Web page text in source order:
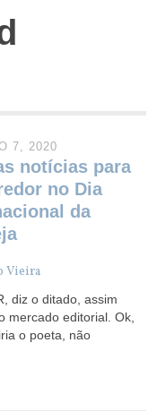
7, 2020
notícias para
no Dia
da
Vieira
diz o ditado, assim
mercado editorial. Ok,
o poeta, não